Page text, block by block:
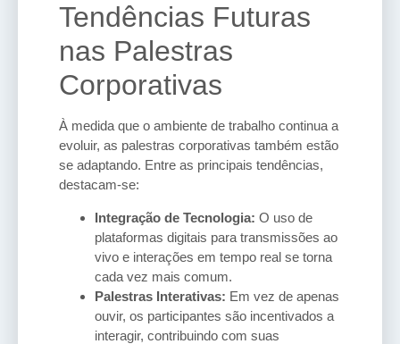
Tendências Futuras
nas Palestras
Corporativas
À medida que o ambiente de trabalho continua a
evoluir, as palestras corporativas também estão
se adaptando. Entre as principais tendências,
destacam-se:
Integração de Tecnologia: O uso de
plataformas digitais para transmissões ao
vivo e interações em tempo real se torna
cada vez mais comum.
Palestras Interativas: Em vez de apenas
ouvir, os participantes são incentivados a
interagir, contribuindo com suas